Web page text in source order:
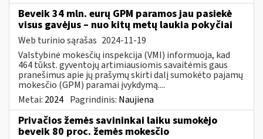
Beveik 34 mln. eurų GPM paramos jau pasiekė
visus gavėjus – nuo kitų metų laukia pokyčiai
Web turinio sąrašas 2024-11-19
Valstybinė mokesčių inspekcija (VMI) informuoja, kad
464 tūkst. gyventojų artimiausiomis savaitėmis gaus
pranešimus apie jų prašymų skirti dalį sumokėto pajamų
mokesčio (GPM) paramai įvykdymą....
Metai: 2024 Pagrindinis: Naujiena
Privačios žemės savininkai laiku sumokėjo
beveik 80 proc. žemės mokesčio